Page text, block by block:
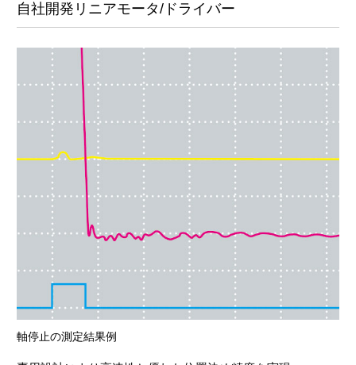
自社開発リニアモータ/ドライバー
軸停止の測定結果例